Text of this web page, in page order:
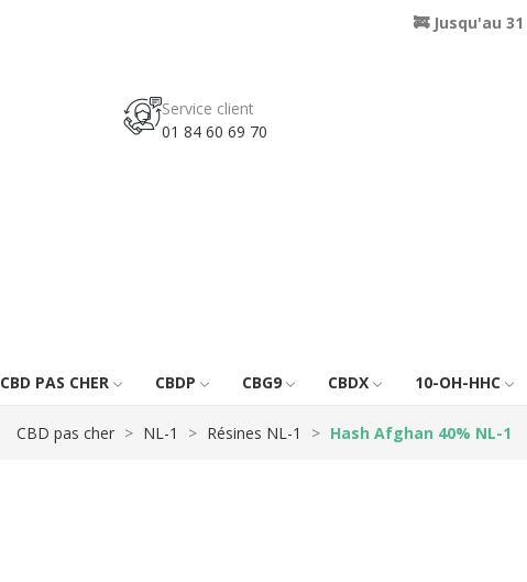
🚒 Jusqu'au
Service client
01 84 60 69 70
CBD PAS CHER CBDP CBG9 CBDX 10-OH-HHC
CBD pas cher NL-1 Résines NL-1 Hash Afghan 40% NL-1